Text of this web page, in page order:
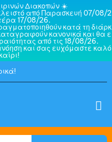
Διακοπών ☀️
από Παρασκευή 07/08/2
17/08/26.
κατά τη διάρκ
κανονικά και θα ε
από τις 18/08/26.
και σας ευχόμαστε καλό